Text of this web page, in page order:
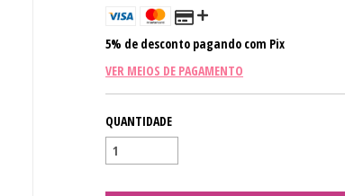
5% de desconto pagando com Pix
VER MEIOS DE PAGAMENTO
QUANTIDADE